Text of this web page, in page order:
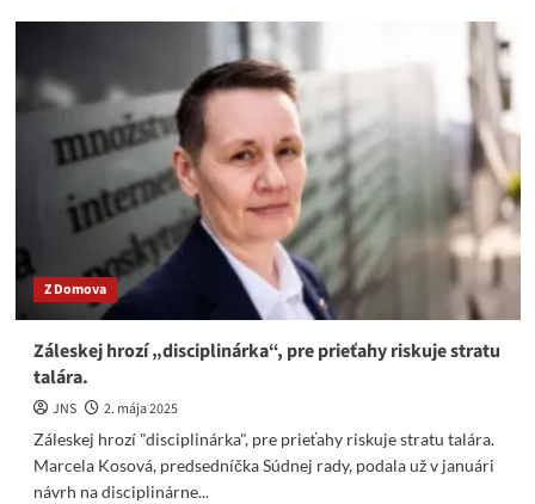
Záleská
minimálne
vyzlečená
z
talára
Video
Z Domova
Záleskej hrozí „disciplinárka“, pre prieťahy riskuje stratu
talára.
JNS
2. mája 2025
Záleskej hrozí "disciplinárka", pre prieťahy riskuje stratu talára.
Marcela Kosová, predsedníčka Súdnej rady, podala už v januári
návrh na disciplinárne...